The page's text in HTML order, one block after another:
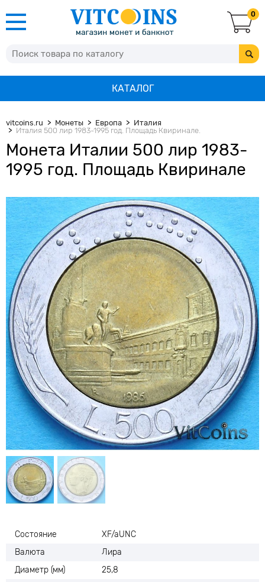
0
КАТАЛОГ
vitcoins.ru Монеты Европа
Италия
Италия 500 лир 1983-1995 год. Площадь Квиринале.
Монета Италии 500 лир 1983-
1995 год. Площадь Квиринале
Состояние
XF/aUNC
Валюта
Лира
Диаметр (мм)
25,8